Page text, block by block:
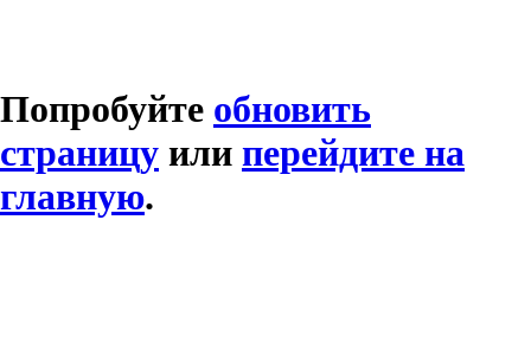
Попробуйте обновить
страницу или перейдите на
главную.